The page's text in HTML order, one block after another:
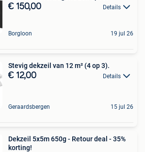
€ 150,00 Details
Borgloon 19 jul 26
Stevig dekzeil van 12 m² (4 op 3).
€ 12,00 Details
Geraardsbergen 15 jul 26
Dekzeil 5x5m 650g - Retour deal - 35%
korting!